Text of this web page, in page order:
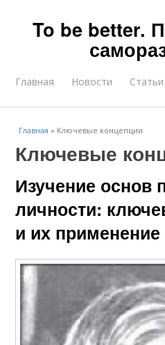
To be better.
Главная Новости Статьи
Главная » Ключевые концепции
Ключевые
Изучение основ
личности:
и их применение